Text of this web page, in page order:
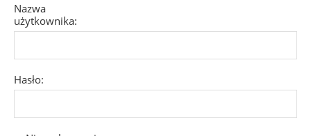
Nazwa
użytkownika:
Hasło: